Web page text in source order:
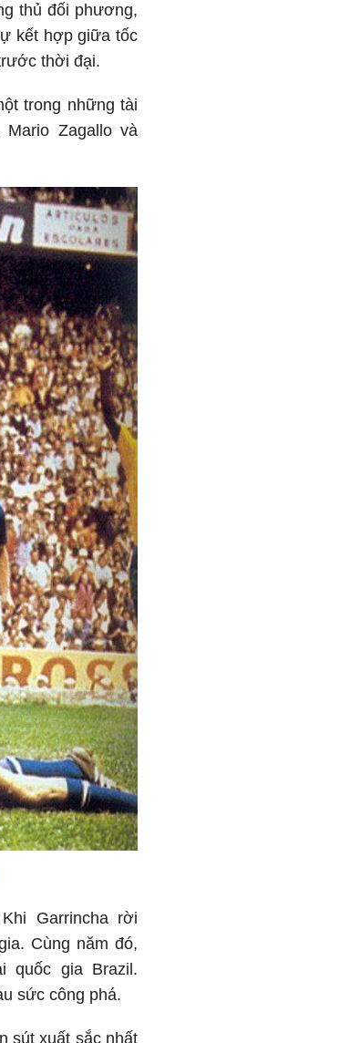
thủ đối phương,
kết hợp giữa tốc
thời đại.
trong những tài
Zagallo và
Garrincha rời
Cùng năm đó,
quốc gia Brazil.
sức công phá.
sút xuất sắc nhất